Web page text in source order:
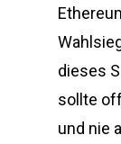
dieses
sollte
und nie